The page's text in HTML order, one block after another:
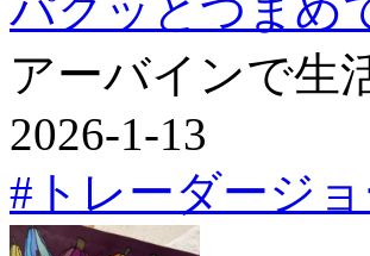
アーバインで生
2026-1-13
#トレーダージ